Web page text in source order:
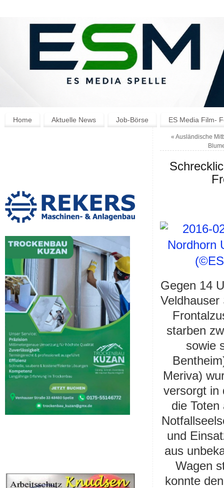
Home Aktuelle News Job-Börse ES Media Film-
« Ausländische
Gegen 14
starben
sowie
Meriva)
versorgt in
die
und
aus
Wagen
konnte